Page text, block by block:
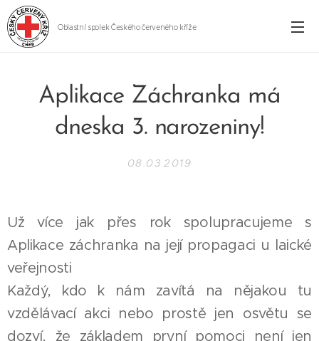
Oblastní spolek Českého červeného kříže
Aplikace Záchranka má
dneska 3. narozeniny!
08.03.2019
Už více jak přes rok spolupracujeme s
Aplikace záchranka na její propagaci u laické
veřejnosti 😌
Každý, kdo k nám zavítá na nějakou tu
vzdělávací akci nebo prostě jen osvětu se
dozví, že základem první pomoci není jen